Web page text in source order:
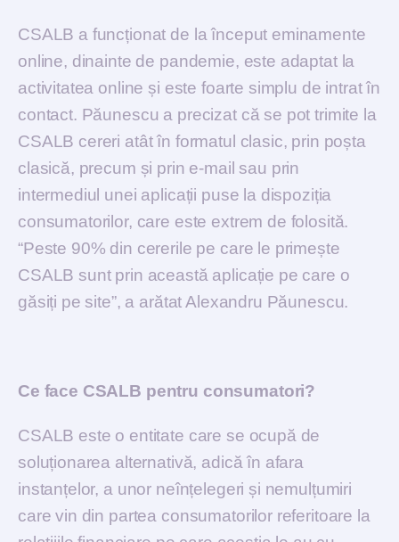
CSALB a funcționat de la început eminamente
online, dinainte de pandemie, este adaptat la
activitatea online și este foarte simplu de intrat în
contact. Păunescu a precizat că se pot trimite la
CSALB cereri atât în formatul clasic, prin poșta
clasică, precum și prin e-mail sau prin
intermediul unei aplicații puse la dispoziția
consumatorilor, care este extrem de folosită.
“Peste 90% din cererile pe care le primește
CSALB sunt prin această aplicație pe care o
găsiți pe site”, a arătat Alexandru Păunescu.
Ce face CSALB pentru consumatori?
CSALB este o entitate care se ocupă de
soluționarea alternativă, adică în afara
instanțelor, a unor neînțelegeri și nemulțumiri
care vin din partea consumatorilor referitoare la